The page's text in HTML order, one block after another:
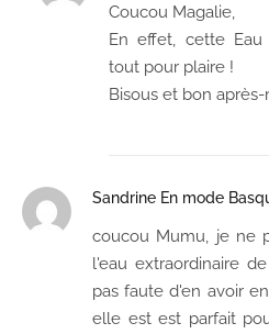
Coucou Magalie,
En effet, cette Eau
tout pour plaire !
Bisous et bon après-
Sandrine En mode
coucou Mumu, je ne
l'eau extraordinaire
pas faute d'en avoir
elle est est parfait